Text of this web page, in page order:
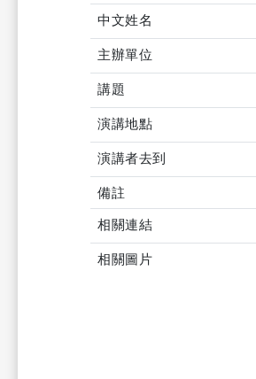
中文姓名
主辦單位
講題
演講地點
演講者去到
備註
相關連結
相關圖片